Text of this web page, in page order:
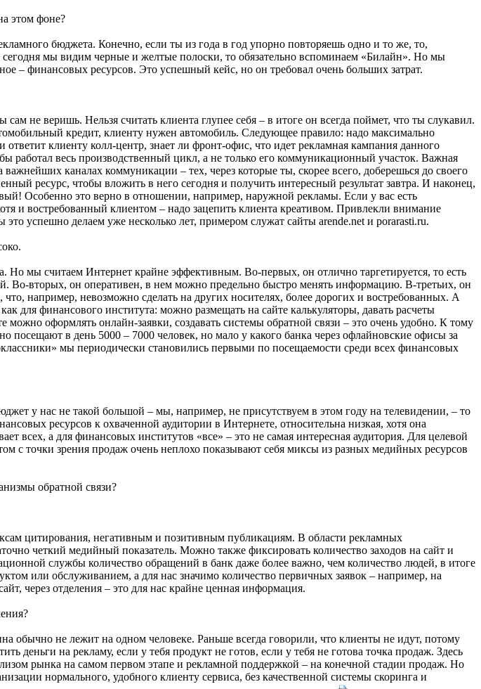
этом фоне?
бюджета. Конечно, если ты из года в год упорно повторяешь одно и то же, то,
сегодня мы видим черные и желтые полоски, то обязательно вспоминаем «Билайн». Но мы
– финансовых ресурсов. Это успешный кейс, но он требовал очень больших затрат.
не веришь. Нельзя считать клиента глупее себя – в итоге он всегда поймет, что ты слукавил.
кредит, клиенту нужен автомобиль. Следующее правило: надо максимально
клиенту колл-центр, знает ли фронт-офис, что идет рекламная кампания данного
работал весь производственный цикл, а не только его коммуникационный участок. Важная
каналах коммуникации – тех, через которые ты, скорее всего, доберешься до своего
ресурс, чтобы вложить в него сегодня и получить интересный результат завтра. И наконец,
Особенно это верно в отношении, например, наружной рекламы. Если у вас есть
и востребованный клиентом – надо зацепить клиента креативом. Привлекли внимание
успешно делаем уже несколько лет, примером служат сайты arende.net и porarasti.ru.
мы считаем Интернет крайне эффективным. Во-первых, он отлично таргетируется, то есть
Во-вторых, он оперативен, в нем можно предельно быстро менять информацию. В-третьих, он
например, невозможно сделать на других носителях, более дорогих и востребованных. А
для финансового института: можно размещать на сайте калькуляторы, давать расчеты
оформлять онлайн-заявки, создавать системы обратной связи – это очень удобно. К тому
в день 5000 – 7000 человек, но мало у какого банка через офлайновские офисы за
мы периодически становились первыми по посещаемости среди всех финансовых
у нас не такой большой – мы, например, не присутствуем в этом году на телевидении, – то
ресурсов к охваченной аудитории в Интернете, относительна низкая, хотя она
всех, а для финансовых институтов «все» – это не самая интересная аудитория. Для целевой
с точки зрения продаж очень неплохо показывают себя миксы из разных медийных ресурсов
обратной связи?
цитирования, негативным и позитивным публикациям. В области рекламных
четкий медийный показатель. Можно также фиксировать количество заходов на сайт и
службы количество обращений в банк даже более важно, чем количество людей, в итоге
или обслуживанием, а для нас значимо количество первичных заявок – например, на
через отделения – это для нас крайне ценная информация.
обычно не лежит на одном человеке. Раньше всегда говорили, что клиенты не идут, потому
деньги на рекламу, если у тебя продукт не готов, если у тебя не готова точка продаж. Здесь
рынка на самом первом этапе и рекламной поддержкой – на конечной стадии продаж. Но
нормального, удобного клиенту сервиса, без качественной системы скоринга и